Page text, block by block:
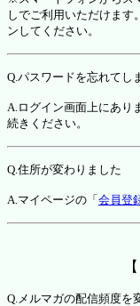
しでご利用いただけます
ンしてください。
Q.パスワードを忘れてし
A.ログイン画面上にあり
続きください。
Q.住所が変わりました
A.マイページの「 会員登
Q.メルマガの配信頻度を